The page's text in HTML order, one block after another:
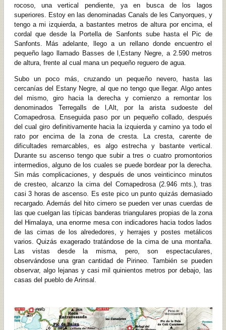
rocoso, una vertical pendiente, ya en busca de los lagos
superiores. Estoy en las denominadas Canals de les Canyorques, y
tengo a mi izquierda, a bastantes metros de altura por encima, el
cordal que desde la Portella de Sanfonts sube hasta el Pic de
Sanfonts. Más adelante, llego a un rellano donde encuentro el
pequeño lago llamado Basses de l,Estany Negre, a 2.590 metros
de altura, frente al cual mana un pequeño reguero de agua.
Subo un poco más, cruzando un pequeño nevero, hasta las
cercanías del Estany Negre, al que no tengo que llegar. Algo antes
del mismo, giro hacia la derecha y comienzo a remontar los
denominados Terregalls de l,Alt, por la arista sudoeste del
Comapedrosa. Enseguida paso por un pequeño collado, después
del cual giro definitivamente hacia la izquierda y camino ya todo el
rato por encima de la zona de cresta. La cresta, carente de
dificultades remarcables, es algo estrecha y bastante vertical.
Durante su ascenso tengo que subir a tres o cuatro promontorios
intermedios, alguno de los cuales se puede bordear por la derecha.
Sin más complicaciones, y después de unos veinticinco minutos
de cresteo, alcanzo la cima del Comapedrosa (2.946 mts.), tras
casi 3 horas de ascenso. Es este pico un punto quizás demasiado
recargado. Además del hito cimero se pueden ver unas cuerdas de
las que cuelgan las típicas banderas triangulares propias de la zona
del Himalaya, una enorme mesa con indicadores hacia todos lados
de las cimas de los alrededores, y herrajes y postes metálicos
varios. Quizás exagerado tratándose de la cima de una montaña.
Las vistas desde la misma, pero, son espectaculares,
observándose una gran cantidad de Pirineo. También se pueden
observar, algo lejanas y casi mil quinientos metros por debajo, las
casas del pueblo de Arinsal.